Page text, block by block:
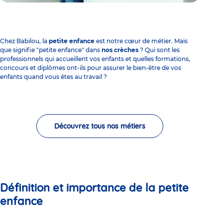
Chez Babilou, la petite enfance est notre cœur de métier. Mais
que signifie "petite enfance" dans nos crèches ? Qui sont les
professionnels qui accueillent vos enfants et quelles formations,
concours et diplômes ont-ils pour assurer le bien-être de vos
enfants quand vous êtes au travail ?
Découvrez tous nos métiers
Définition et importance de la petite
enfance